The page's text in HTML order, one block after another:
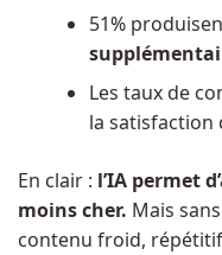
51%
Les taux de
la satisfaction
En clair : l’IA permet
moins cher. Mais
contenu froid,